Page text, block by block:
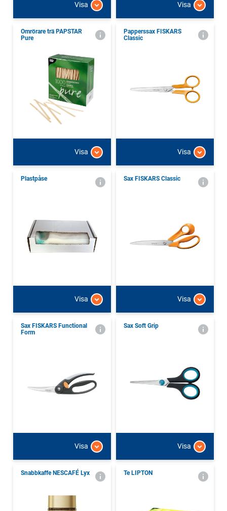
Visa Visa
Omrörare trä PAPSTAR
Pure
Visa
Papperssax FISKARS
Classic
Visa
Plastpåse
Visa
Sax FISKARS Classic
Visa
Sax FISKARS Functional
Form
Visa
Sax Soft Grip
Visa
Snabbkaffe NESCAFÉ Lyx Te LIPTON